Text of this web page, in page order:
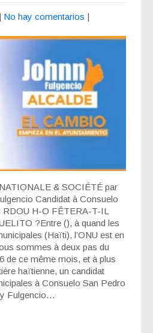
| No hay comentarios |
& SOCIÉTÉ par
Candidat à Consuelo
H-O FÊTERA-T-IL
?Entre (), à quand les
(Haïti), l’ONU est en
sommes à deux pas du
de ce même mois, et à plus
haïtienne, un candidat
à Consuelo San Pedro
Fulgencio…